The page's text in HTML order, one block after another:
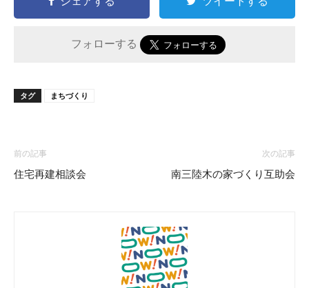
フォローする
タグ まちづくり
前の記事
住宅再建相談会
次の記事
南三陸木の家づくり互助会